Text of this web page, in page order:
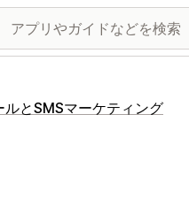
とSMSマーケティング